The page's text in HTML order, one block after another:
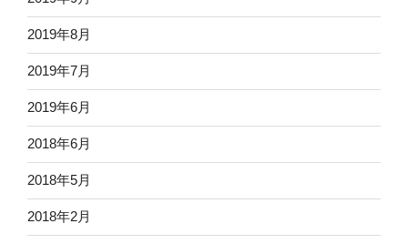
2019年8月
2019年7月
2019年6月
2018年6月
2018年5月
2018年2月